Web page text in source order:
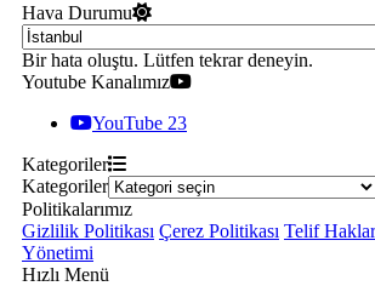
Hava Durumu
Bir hata oluştu. Lütfen tekrar deneyin.
Youtube Kanalımız
YouTube 23
Kategoriler
Kategoriler
Politikalarımız
Gizlilik Politikası Çerez Politikası Telif
Yönetimi
Hızlı Menü